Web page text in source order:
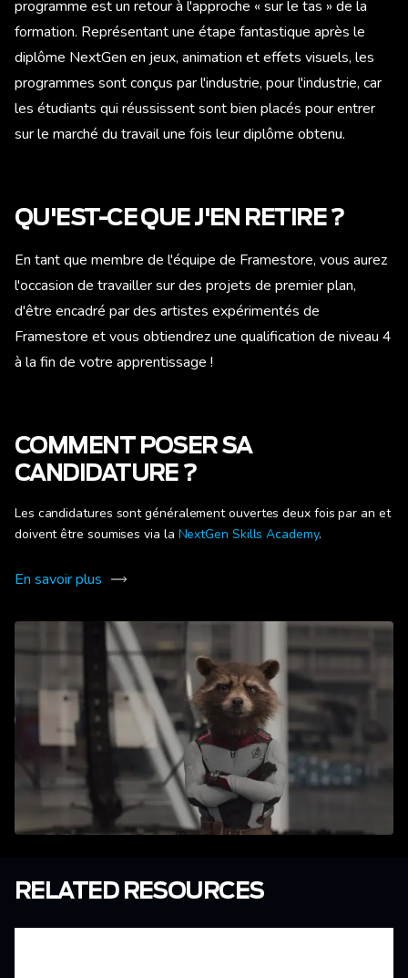
programme est un retour à l'approche « sur le tas » de la
formation. Représentant une étape fantastique après le
diplôme NextGen en jeux, animation et effets visuels, les
programmes sont conçus par l'industrie, pour l'industrie, car
les étudiants qui réussissent sont bien placés pour entrer
sur le marché du travail une fois leur diplôme obtenu.
QU'EST-CE QUE J'EN RETIRE ?
En tant que membre de l'équipe de Framestore, vous aurez
l'occasion de travailler sur des projets de premier plan,
d'être encadré par des artistes expérimentés de
Framestore et vous obtiendrez une qualification de niveau 4
à la fin de votre apprentissage !
COMMENT POSER SA
CANDIDATURE ?
Les candidatures sont généralement ouvertes deux fois par an et
doivent être soumises via la NextGen Skills Academy.
En savoir plus
RELATED RESOURCES